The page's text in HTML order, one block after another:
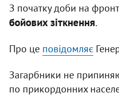
З початку доби на
бойових зіткнення.
Про це повідомляє
Загарбники не
по прикордонних